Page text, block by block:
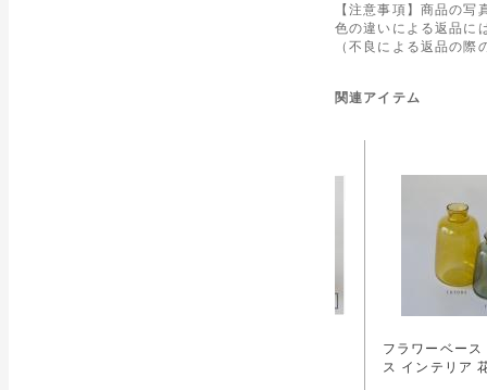
【注意事項】商品の
色の違いによる返品に
（不良による返品の
関連アイテム
フラワーベー
ス インテリア